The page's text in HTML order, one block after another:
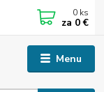
Menu
0 ks
za 0 €